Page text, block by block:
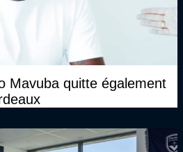
Mavuba quitte également